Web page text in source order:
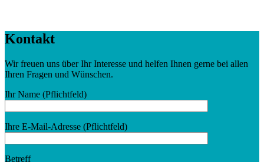
Kontakt
Wir freuen uns über Ihr Interesse und helfen Ihnen gerne bei allen
Ihren Fragen und Wünschen.
Ihr Name (Pflichtfeld)
Ihre E-Mail-Adresse (Pflichtfeld)
Betreff